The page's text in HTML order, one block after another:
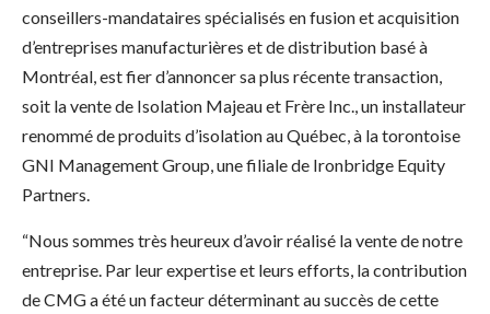
conseillers-mandataires spécialisés en fusion et acquisition
d’entreprises manufacturières et de distribution basé à
Montréal, est fier d’annoncer sa plus récente transaction,
soit la vente de Isolation Majeau et Frère Inc., un installateur
renommé de produits d’isolation au Québec, à la torontoise
GNI Management Group, une filiale de Ironbridge Equity
Partners.
“Nous sommes très heureux d’avoir réalisé la vente de notre
entreprise. Par leur expertise et leurs efforts, la contribution
de CMG a été un facteur déterminant au succès de cette